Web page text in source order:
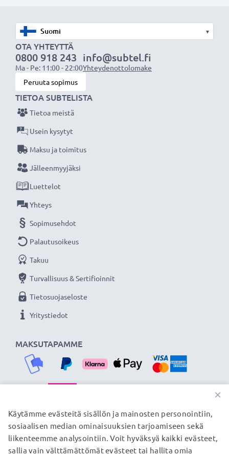
Valitse CELLONIC, etkä tingi laadusta. Tilaa nyt!
▾
OTA YHTEYTTÄ
0800 918 243
Ma - Pe: 11:00 - 22:00
info@subtel.fi
Yhteydenottolomake
Peruuta sopimus
MAKSUTAPAMME
TIETOA SUBTELISTA
Tietoa meistä
Usein kysytyt
Maksu ja toimitus
Jälleenmyyjäksi
Luettelot
Yhteys
Sopimusehdot
Palautusoikeus
Takuu
Turvallisuus & Sertifioinnit
Tietosuojaseloste
Yritystiedot
TOIMITUSKUMPPANIMME
© subtel.fi 2026
×
Käytämme evästeitä sisällön ja mainosten personointiin,
sosiaalisen median ominaisuuksien tarjoamiseen sekä
liikenteemme analysointiin. Voit hyväksyä kaikki evästeet,
sallia vain välttämättömät evästeet tai hallita omia